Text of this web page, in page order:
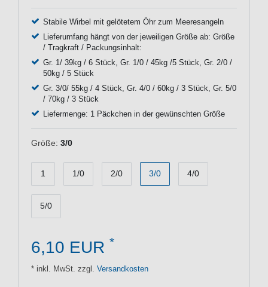
Stabile Wirbel mit gelötetem Öhr zum Meeresangeln
Lieferumfang hängt von der jeweiligen Größe ab: Größe
/ Tragkraft / Packungsinhalt:
Gr. 1/ 39kg / 6 Stück, Gr. 1/0 / 45kg /5 Stück, Gr. 2/0 /
50kg / 5 Stück
Gr. 3/0/ 55kg / 4 Stück, Gr. 4/0 / 60kg / 3 Stück, Gr. 5/0
/ 70kg / 3 Stück
Liefermenge: 1 Päckchen in der gewünschten Größe
Größe: 3/0
1 1/0 2/0 3/0 4/0
5/0
6,10 EUR *
* inkl. MwSt. zzgl. Versandkosten